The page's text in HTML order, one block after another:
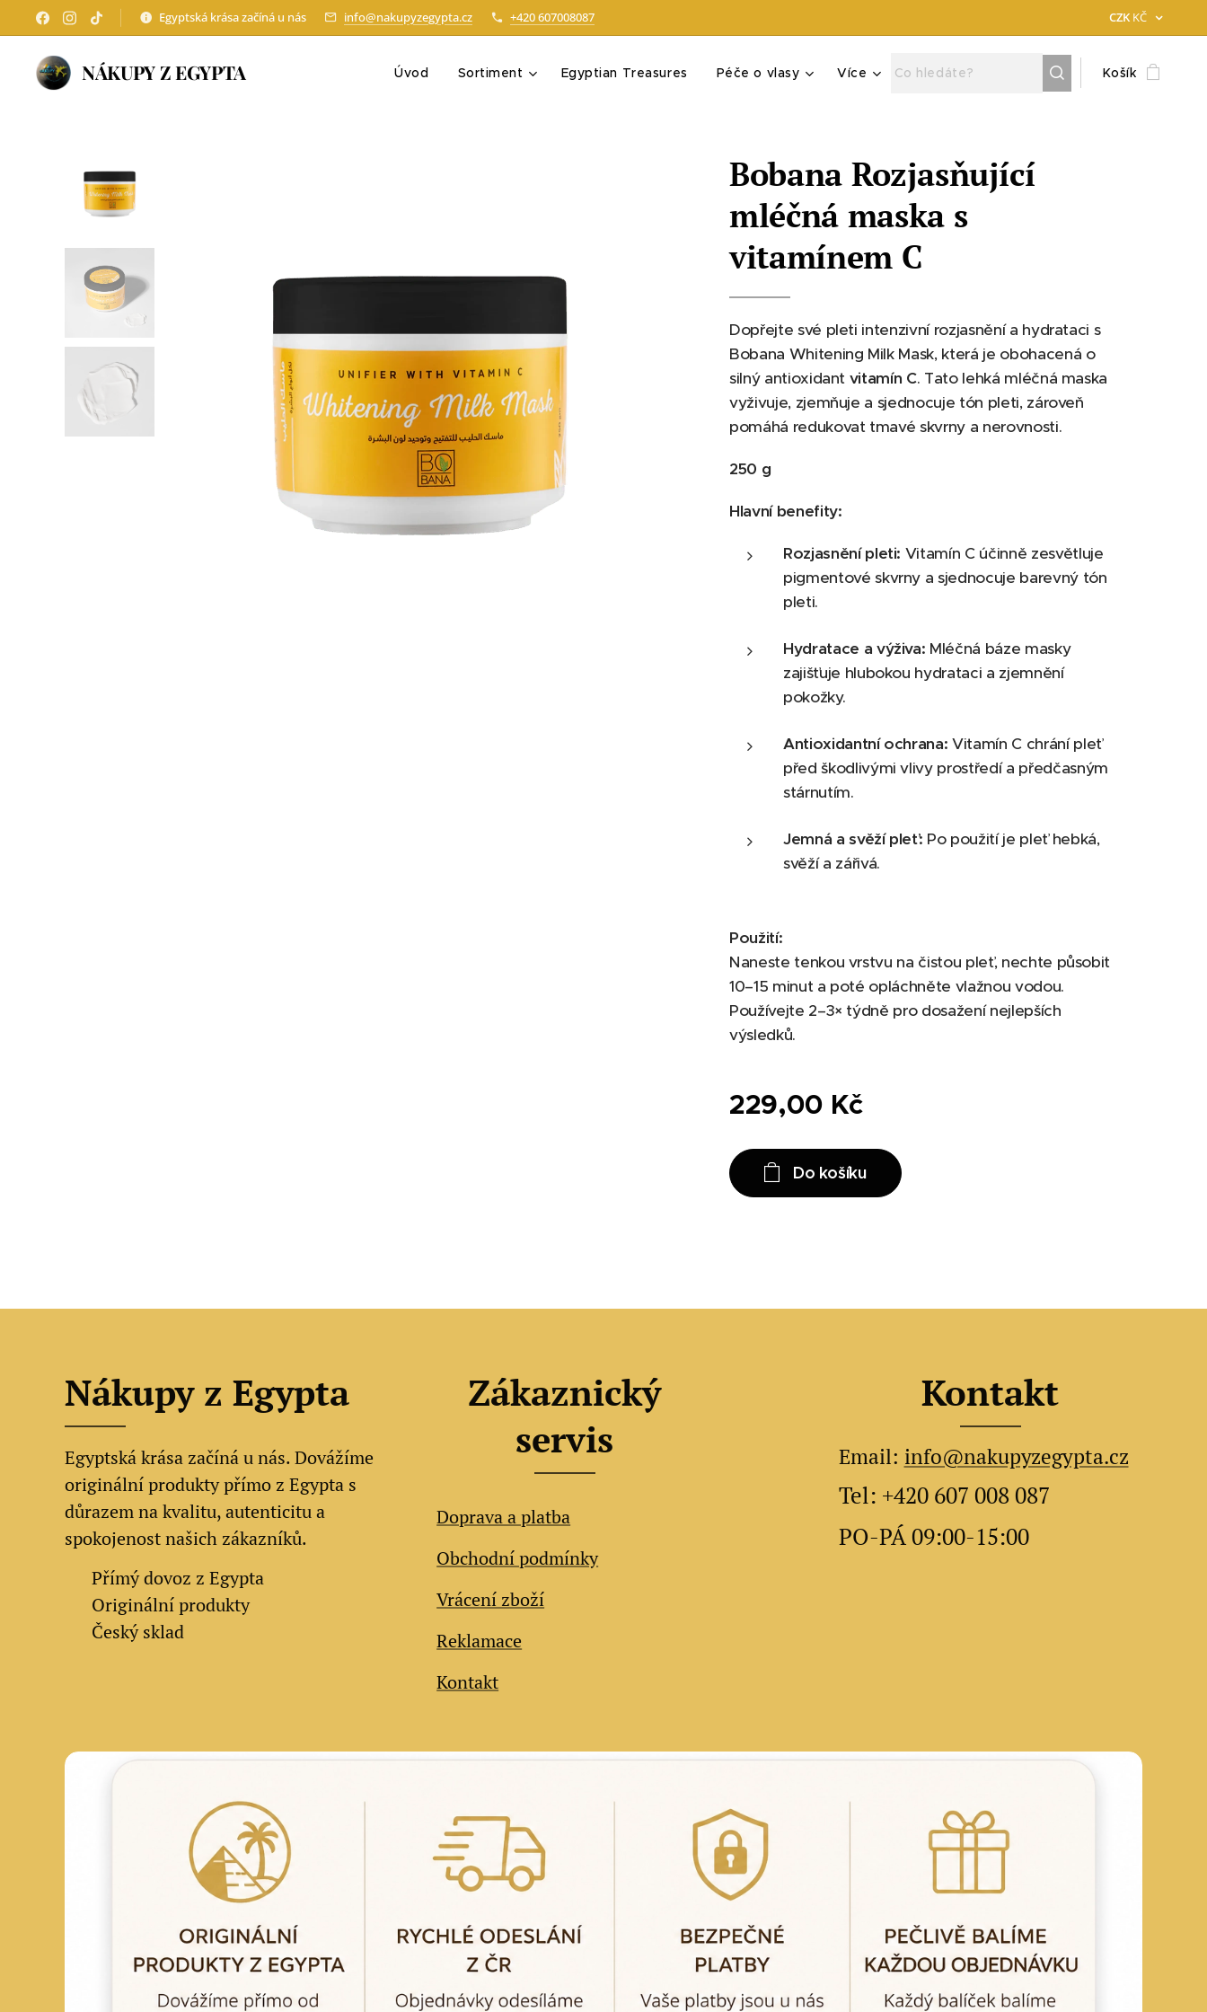
Egyptská krása začíná u nás info@nakupyzegypta.cz +420 607008087 CZK KČ
NÁKUPY Z EGYPTA Úvod Sortiment Egyptian Treasures Péče o vlasy Více Košík
Bobana Rozjasňující
mléčná maska s
vitamínem C
Dopřejte své pleti intenzivní rozjasnění a hydrataci s
Bobana Whitening Milk Mask, která je obohacená o
silný antioxidant vitamín C. Tato lehká mléčná maska
vyživuje, zjemňuje a sjednocuje tón pleti, zároveň
pomáhá redukovat tmavé skvrny a nerovnosti.
250 g
Hlavní benefity:
Rozjasnění pleti: Vitamín C účinně zesvětluje
pigmentové skvrny a sjednocuje barevný tón
pleti.
Hydratace a výživa: Mléčná báze masky
zajišťuje hlubokou hydrataci a zjemnění
pokožky.
Antioxidantní ochrana: Vitamín C chrání pleť
před škodlivými vlivy prostředí a předčasným
stárnutím.
Jemná a svěží pleť: Po použití je pleť hebká,
svěží a zářivá.
Použití:
Naneste tenkou vrstvu na čistou pleť, nechte působit
10–15 minut a poté opláchněte vlažnou vodou.
Používejte 2–3× týdně pro dosažení nejlepších
výsledků.
229,00 Kč
Do košíku
Nákupy z Egypta
Egyptská krása začíná u nás. Dovážíme
originální produkty přímo z Egypta s
důrazem na kvalitu, autenticitu a
spokojenost našich zákazníků.
Přímý dovoz z Egypta
Originální produkty
✔ Český sklad
Zákaznický
servis
Doprava a platba
Obchodní podmínky
Vrácení zboží
Reklamace
Kontakt
Kontakt
Email: info@nakupyzegypta.cz
Tel: +420 607 008 087
PO-PÁ 09:00-15:00